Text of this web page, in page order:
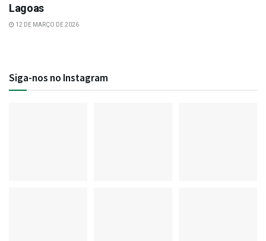
Lagoas
12 DE MARÇO DE 2026
Siga-nos no Instagram